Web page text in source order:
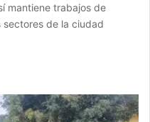
mantiene trabajos de
de la ciudad